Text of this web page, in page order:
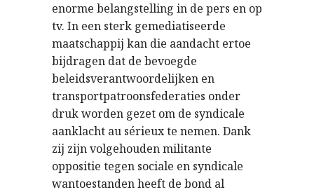
enorme belangstelling in de pers en op
tv. In een sterk gemediatiseerde
maatschappij kan die aandacht ertoe
bijdragen dat de bevoegde
beleidsverantwoordelijken en
transportpatroonsfederaties onder
druk worden gezet om de syndicale
aanklacht au sérieux te nemen. Dank
zij zijn volgehouden militante
oppositie tegen sociale en syndicale
wantoestanden heeft de bond al